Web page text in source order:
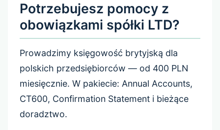
Potrzebujesz pomocy z
obowiązkami spółki LTD?
Prowadzimy księgowość brytyjską dla
polskich przedsiębiorców — od 400 PLN
miesięcznie. W pakiecie: Annual Accounts,
CT600, Confirmation Statement i bieżące
doradztwo.